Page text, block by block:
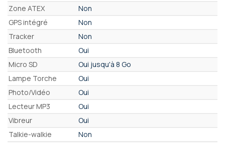
Zone ATEX
Non
GPS intégré
Non
Tracker
Non
Bluetooth
Oui
Micro SD
Oui jusqu'à 8 Go
Lampe Torche
Oui
Photo/Vidéo
Oui
Lecteur MP3
Oui
Vibreur
Oui
Talkie-walkie
Non